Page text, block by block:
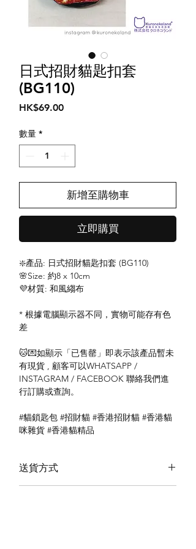
日式招財貓匙扣套
(BG110)
HK$69.00價
數量 *
新增至購物車
立即購買
❇️產品: 日式招財貓匙扣套 (BG110)
🌸Size: 約8 x 10cm
💜材質: 和風縐布
* 根據電腦顯示器不同，實物可能存有色
差
🐱💌如顯示「已售罄」即表示該產品暫未
有現貨 , 顧客可以WHATSAPP /
INSTAGRAM / FACEBOOK 聯絡我們進
行訂購或查詢。
#貓鎖匙包 #招財貓 #香港招財貓 #香港貓
咪雜貨 #香港貓精品
送貨方式